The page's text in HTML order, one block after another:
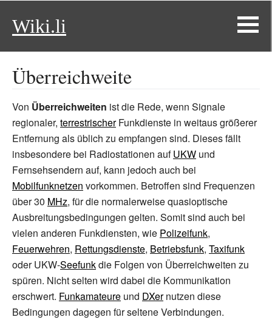
Wiki.li
Überreichweite
Von Überreichweiten ist die Rede, wenn Signale
regionaler, terrestrischerFunkdienste in weitaus größerer
Entfernung als üblich zu empfangen sind. Dieses fällt
insbesondere bei Radiostationen aufUKW und
Fernsehsendern auf, kann jedoch auch bei
Mobilfunknetzen vorkommen. Betroffen sind Frequenzen
über 30 MHz, für die normalerweise quasioptische
Ausbreitungsbedingungen gelten. Somit sind auch bei
vielen anderen Funkdiensten, wie Polizeifunk,
Feuerwehren, Rettungsdienste, Betriebsfunk, Taxifunk
oder UKW-Seefunkdie Folgen von Überreichweiten zu
spüren. Nicht selten wird dabei die Kommunikation
erschwert. Funkamateure und DXernutzen diese
Bedingungen dagegen für seltene Verbindungen.